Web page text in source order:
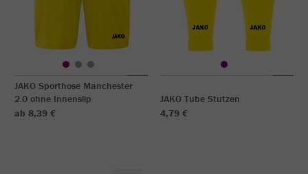
JAKO Sporthose Manchester
2.0 ohne Innenslip
ab 8,39 €
JAKO Tube Stutzen
4,79 €